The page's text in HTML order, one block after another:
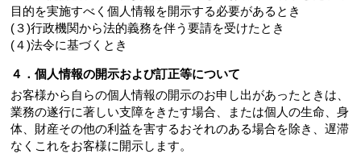
目的を実施すべく個人情報を開示する必要があるとき
(３)行政機関から法的義務を伴う要請を受けたとき
(４)法令に基づくとき
４．個人情報の開示および訂正等について
お客様から自らの個人情報の開示のお申し出があったときは、
業務の遂行に著しい支障をきたす場合、または個人の生命、身
体、財産その他の利益を害するおそれのある場合を除き、遅滞
なくこれをお客様に開示します。